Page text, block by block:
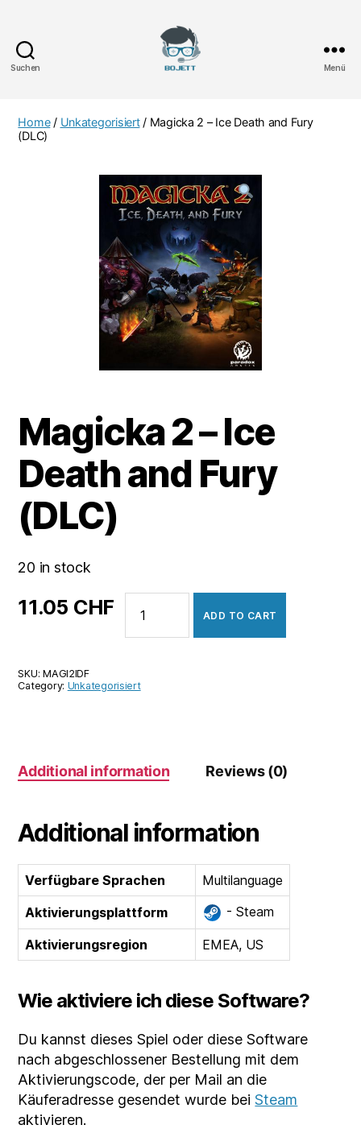
Suchen Menü
Home/ Unkategorisiert/ Magicka 2 – Ice Death and Fury
(DLC)
Magicka 2 – Ice
Death and Fury
(DLC)
20 in stock
11.05 CHF
-
Death
ADD TO CART
SKU:MAGI2IDF
Category: Unkategorisiert
Additional information Reviews (0)
Additional information
Verfügbare Sprachen
Multilanguage
Aktivierungsplattform
- Steam
Aktivierungsregion EMEA, US
Wie aktiviere ich diese Software?
Du kannst dieses Spiel oder diese Software
nach abgeschlossener Bestellung mit dem
Aktivierungscode, der per Mail an die
Käuferadresse gesendet wurde beiSteam
aktivieren.